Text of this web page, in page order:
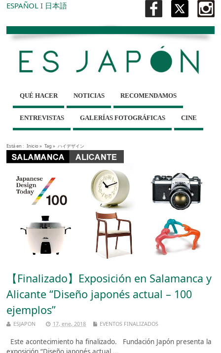
ESPAÑOL I 日本語
QUÉ HACER NOTICIAS RECOMENDAMOS
ENTREVISTAS GALERÍAS FOTOGRÁFICAS CINE
Está en : Inicio» Tag » ハイデザイン
【Finalizado】Exposición en Salamanca y
Alicante “Diseño japonés actual – 100
ejemplos”
ESJAPON 17, ene, 2018 EVENTOS FINALIZADOS
Este acontecimiento ha finalizado. Fundación Japón presenta la